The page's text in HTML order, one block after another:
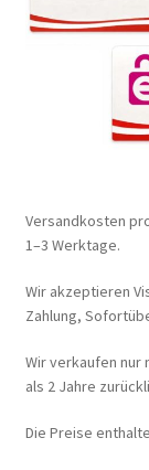
Versandkosten
1–3 Werktage.
Wir akzeptieren
Zahlung,
Wir verkaufen
als 2 Jahre
Die Preise